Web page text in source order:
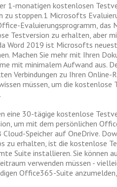
1-monatigen kostenlosen
zu stoppen.1 Microsofts
Evaluierungsprogramm,
Testversion zu erhalten, aber
Word 2019 ist Microsofts
Machen Sie mehr mit Ihren
mit minimalem Aufwand aus.
Verbindungen zu Ihren
müssen, um die
eine 30-tägige kostenlose
um mit dem persönlichen
Speicher auf OneDrive.
zu erhalten, ist die kostenlose
Suite installieren. Sie können
verwenden müssen -
Office365-Suite